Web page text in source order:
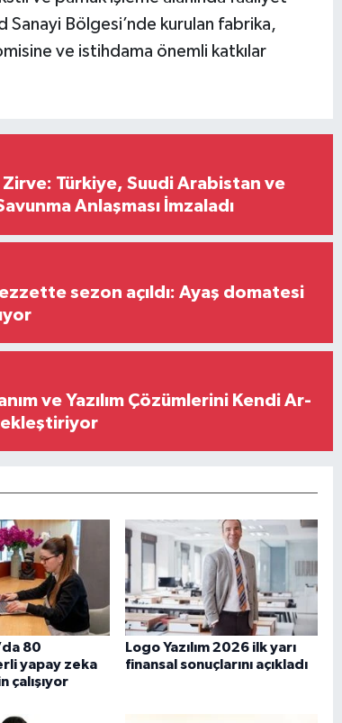
Bölgesi’nde kurulan fabrika,
ve istihdama önemli katkılar
Türkiye, Suudi Arabistan ve
Anlaşması İmzaladı
sezon açıldı: Ayaş domatesi
ve Yazılım Çözümlerini Kendi Ar-
80
yapay zeka
çalışıyor
Logo Yazılım 2026 ilk yarı
finansal sonuçlarını açıkladı